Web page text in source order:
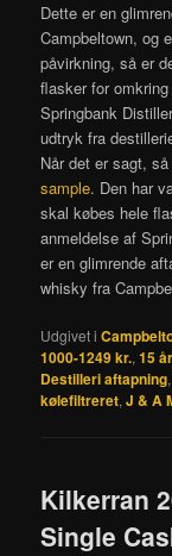
Dette er en
Campbeltown, og
påvirkning, så er
flasker for
Springbank
udtryk fra
Når det er sagt,
sample. Den har
skal købes hele
anmeldelse af
er en glimrende
whisky fra
Udgivet i
1000-1249 kr.,15 år
Destilleri aftapning,
kølefiltreret,J & A
Kilkerran
Single